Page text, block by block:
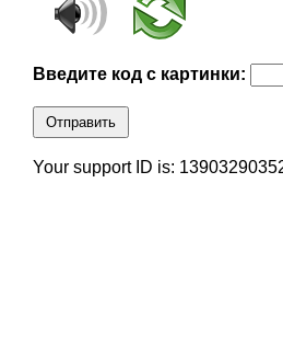
Введите код с картинки:
Отправить
Your support ID is: